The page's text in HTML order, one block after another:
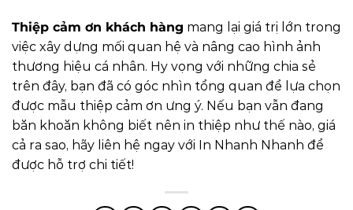
Thiệp cảm ơn khách hàng mang lại giá trị lớn trong
việc xây dựng mối quan hệ và nâng cao hình ảnh
thương hiệu cá nhân. Hy vọng với những chia sẻ
trên đây, bạn đã có góc nhìn tổng quan để lựa chọn
được mẫu thiệp cảm ơn ưng ý. Nếu bạn vẫn đang
băn khoăn không biết nên in thiệp như thế nào, giá
cả ra sao, hãy liên hệ ngay với In Nhanh Nhanh để
được hỗ trợ chi tiết!